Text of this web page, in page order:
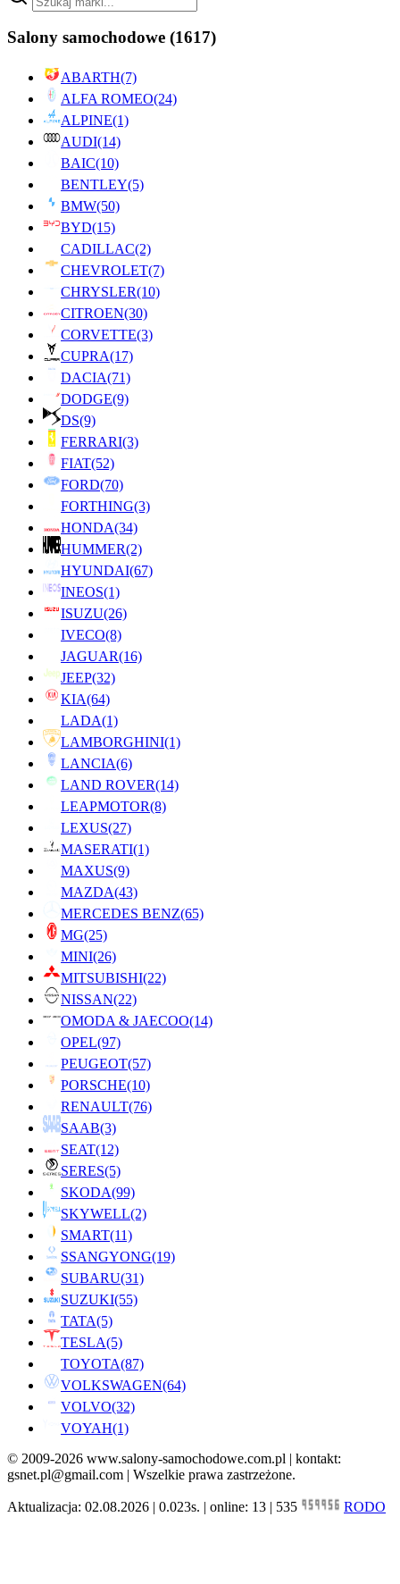
Salony samochodowe (1617)
ABARTH(7)
ALFA ROMEO(24)
ALPINE(1)
AUDI(14)
BAIC(10)
BENTLEY(5)
BMW(50)
BYD(15)
CADILLAC(2)
CHEVROLET(7)
CHRYSLER(10)
CITROEN(30)
CORVETTE(3)
CUPRA(17)
DACIA(71)
DODGE(9)
DS(9)
FERRARI(3)
FIAT(52)
FORD(70)
FORTHING(3)
HONDA(34)
HUMMER(2)
HYUNDAI(67)
INEOS(1)
ISUZU(26)
IVECO(8)
JAGUAR(16)
JEEP(32)
KIA(64)
LADA(1)
LAMBORGHINI(1)
LANCIA(6)
LAND ROVER(14)
LEAPMOTOR(8)
LEXUS(27)
MASERATI(1)
MAXUS(9)
MAZDA(43)
MERCEDES BENZ(65)
MG(25)
MINI(26)
MITSUBISHI(22)
NISSAN(22)
OMODA & JAECOO(14)
OPEL(97)
PEUGEOT(57)
PORSCHE(10)
RENAULT(76)
SAAB(3)
SEAT(12)
SERES(5)
SKODA(99)
SKYWELL(2)
SMART(11)
SSANGYONG(19)
SUBARU(31)
SUZUKI(55)
TATA(5)
TESLA(5)
TOYOTA(87)
VOLKSWAGEN(64)
VOLVO(32)
VOYAH(1)
© 2009-2026 www.salony-samochodowe.com.pl | kontakt:
gsnet.pl@gmail.com | Wszelkie prawa zastrzeżone.
Aktualizacja: 02.08.2026 | 0.023s. | online: 13 | 535 RODO